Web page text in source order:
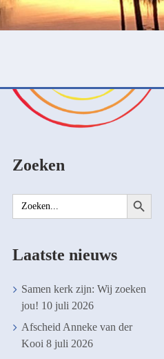
Zoeken
naar:
Zoekknop
Laatste nieuws
Samen kerk zijn: Wij zoeken
jou! 10 juli 2026
Afscheid Anneke van der
Kooi 8 juli 2026